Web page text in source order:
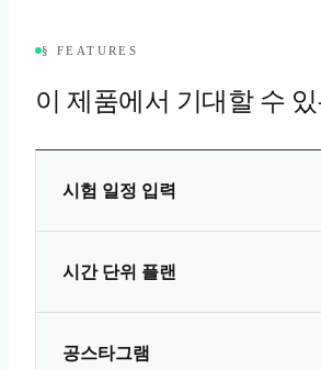
§ FEATURES
이 제품에서 기대할 수
시험 일정 입력
시간 단위 플랜
공스타그램